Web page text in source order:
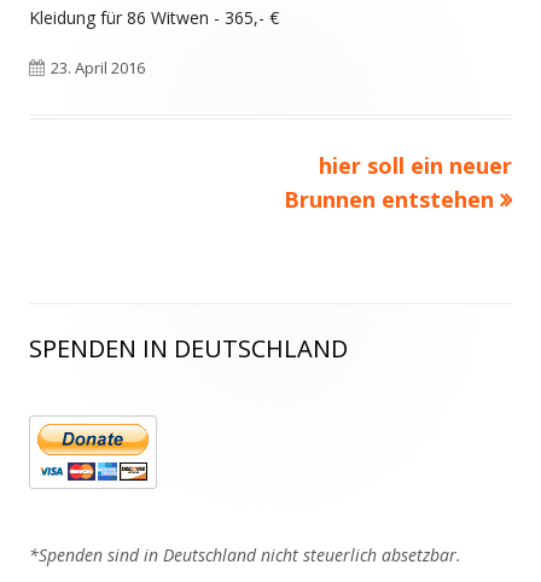
Kleidung für 86 Witwen - 365,- €
Veröffentlicht
23. April 2016
Nächster
Beitrag:
hier soll ein neuer
Brunnen entstehen
Haupt-
SPENDEN IN DEUTSCHLAND
*Spenden sind in Deutschland nicht steuerlich absetzbar.